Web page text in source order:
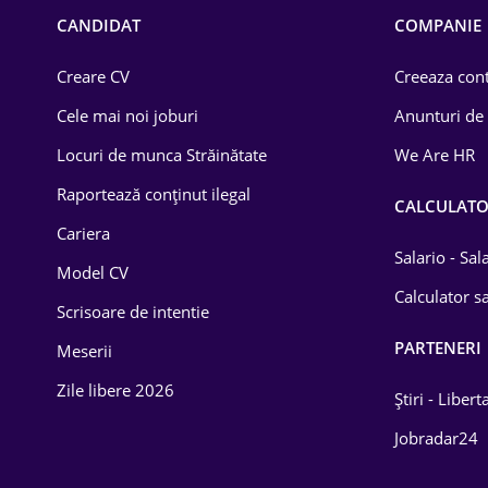
Mașini / Auto
Media / Internet
CANDIDAT
Creare CV
Cele mai noi joburi
Locuri de munca Străinătate
Raportează conținut ilegal
Cariera
Model CV
Scrisoare de intentie
Meserii
Zile libere 2026
COMPANIE
Creeaza
Anunturi de
We Are HR
Salario -
Calculator
PARTENERI
Știri -
Jobradar24